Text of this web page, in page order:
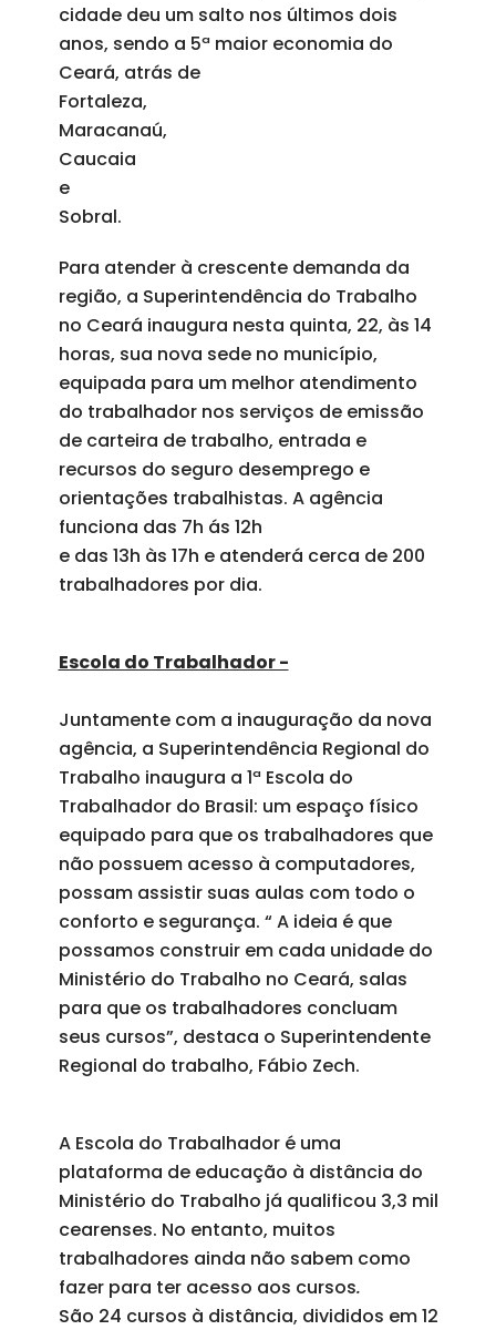
cidade deu um salto nos últimos dois
anos, sendo a 5ª maior economia do
Ceará, atrás de
Fortaleza,
Maracanaú,
Caucaia
e
Sobral.
Para atender à crescente demanda da
região, a Superintendência do Trabalho
no Ceará inaugura nesta quinta, 22, às 14
horas, sua nova sede no município,
equipada para um melhor atendimento
do trabalhador nos serviços de emissão
de carteira de trabalho, entrada e
recursos do seguro desemprego e
orientações trabalhistas. A agência
funciona das 7h ás 12h
e das 13h às 17h e atenderá cerca de 200
trabalhadores por dia.
Escola do Trabalhador -
Juntamente com a inauguração da nova
agência, a Superintendência Regional do
Trabalho inaugura a 1ª Escola do
Trabalhador do Brasil: um espaço físico
equipado para que os trabalhadores que
não possuem acesso à computadores,
possam assistir suas aulas com todo o
conforto e segurança. “ A ideia é que
possamos construir em cada unidade do
Ministério do Trabalho no Ceará, salas
para que os trabalhadores concluam
seus cursos”, destaca o Superintendente
Regional do trabalho, Fábio Zech.
A Escola do Trabalhador é uma
plataforma de educação à distância do
Ministério do Trabalho já qualificou 3,3 mil
cearenses. No entanto, muitos
trabalhadores ainda não sabem como
fazer para ter acesso aos cursos.
São 24 cursos à distância, divididos em 12